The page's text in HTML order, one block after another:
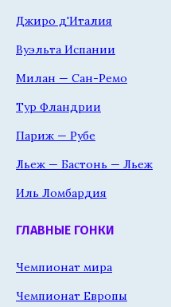
Джиро д'Италия
Вуэльта Испании
Милан — Сан-Ремо
Тур Фландрии
Париж — Рубе
Льеж — Бастонь — Льеж
Иль Ломбардия
ГЛАВНЫЕ ГОНКИ
Чемпионат мира
Чемпионат Европы